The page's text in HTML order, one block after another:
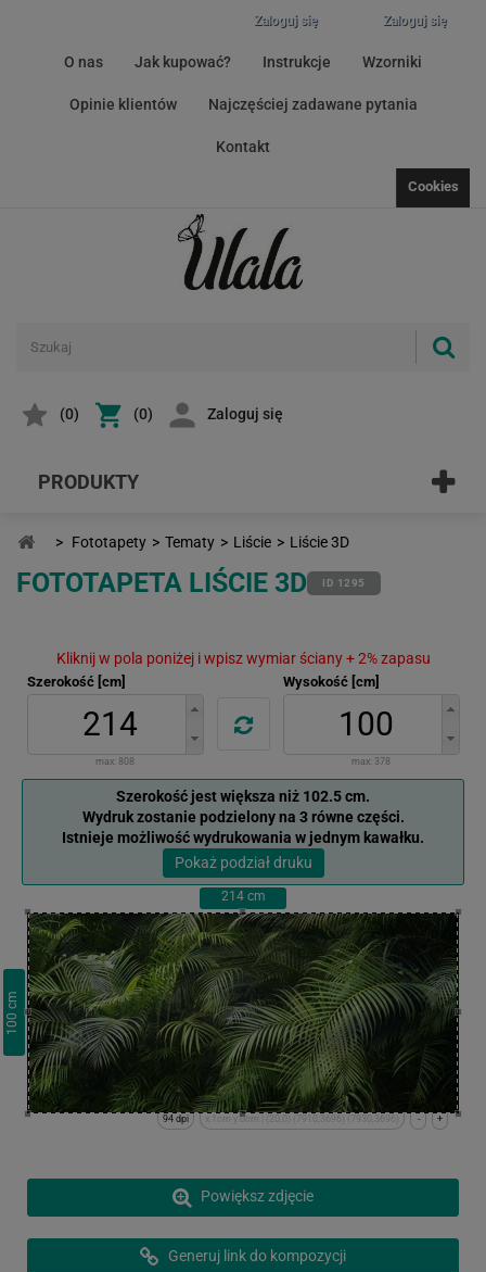
Zaloguj się
Zaloguj się
O nas Jak kupować? Instrukcje Wzorniki
Opinie klientów Najczęściej zadawane pytania
Kontakt
Cookies
(0) (0) Zaloguj się
PRODUKTY
> Fototapety > Tematy > Liście > Liście 3D
FOTOTAPETA LIŚCIE 3D ID 1295
Kliknij w pola poniżej i wpisz wymiar ściany + 2% zapasu
Szerokość [cm]
max: 808
Wysokość [cm]
max: 378
Szerokość jest większa niż 102.5 cm.
Wydruk zostanie podzielony na 3 równe części.
Istnieje możliwość wydrukowania w jednym kawałku.
Pokaż podział druku
214cm
100
cm
+
-
x:1cm y:0cm | (20,0) (7910,3696) (7930,3696)
94 dpi
Powiększ zdjęcie
Generuj link do kompozycji